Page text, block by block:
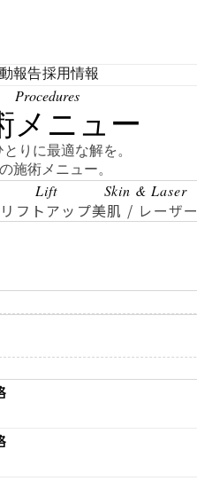
報告採用情報
Procedures
メニュー
りに最適な解を。
施術メニュー。
Lift
リフトアップ
Skin & Laser
美肌 / レーザー